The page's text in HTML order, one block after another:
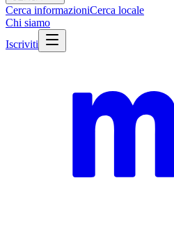
Cerca informazioniCerca locale
Chi siamo
Iscriviti